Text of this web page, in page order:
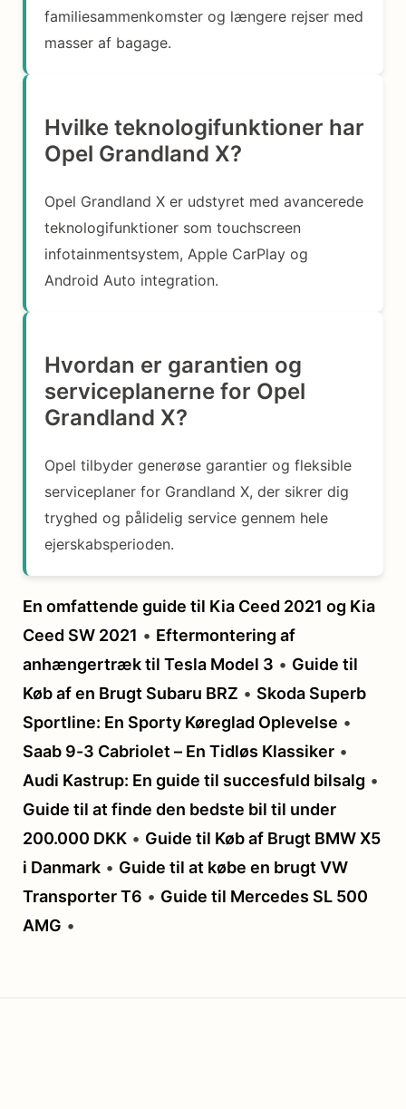
familiesammenkomster og længere rejser med
masser af bagage.
Hvilke teknologifunktioner har
Opel Grandland X?
Opel Grandland X er udstyret med avancerede
teknologifunktioner som touchscreen
infotainmentsystem, Apple CarPlay og
Android Auto integration.
Hvordan er garantien og
serviceplanerne for Opel
Grandland X?
Opel tilbyder generøse garantier og fleksible
serviceplaner for Grandland X, der sikrer dig
tryghed og pålidelig service gennem hele
ejerskabsperioden.
En omfattende guide til Kia Ceed 2021 og Kia
Ceed SW 2021 • Eftermontering af
anhængertræk til Tesla Model 3 • Guide til
Køb af en Brugt Subaru BRZ • Skoda Superb
Sportline: En Sporty Køreglad Oplevelse •
Saab 9-3 Cabriolet – En Tidløs Klassiker •
Audi Kastrup: En guide til succesfuld bilsalg •
Guide til at finde den bedste bil til under
200.000 DKK • Guide til Køb af Brugt BMW X5
i Danmark • Guide til at købe en brugt VW
Transporter T6 • Guide til Mercedes SL 500
AMG •